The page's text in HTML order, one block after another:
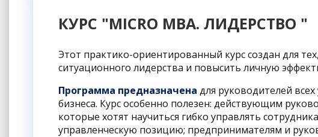
КУРС "MICRO MBA. ЛИДЕРСТВО "
Этот практико-ориентированный курс создан для
ситуационного лидерства и повысить личную
Программа предназначена для руководителей
бизнеса. Курс особенно полезен: действующим
которые хотят научиться гибко управлять
управленческую позицию; предпринимателям и